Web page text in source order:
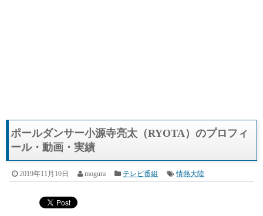
ポールダンサー小源寺亮太（RYOTA）のプロフィ
ール・動画・実績
2019年11月10日 mogura テレビ番組 情熱大陸